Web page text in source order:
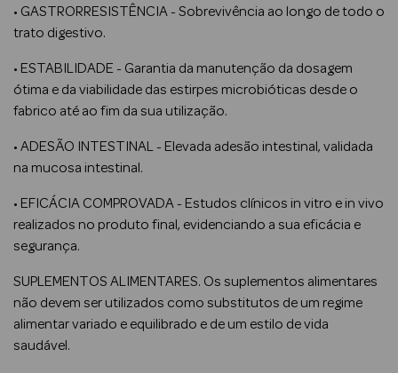
Ver Tudo Rosto
CC Cream e BB
Base
Blush
• GASTRORRESISTÊNCIA - Sobrevivência ao longo de todo o
trato digestivo.
• ESTABILIDADE - Garantia da manutenção da dosagem
ótima e da viabilidade das estirpes microbióticas desde o
fabrico até ao fim da sua utilização.
• ADESÃO INTESTINAL - Elevada adesão intestinal, validada
na mucosa intestinal.
• EFICÁCIA COMPROVADA - Estudos clínicos in vitro e in vivo
realizados no produto final, evidenciando a sua eficácia e
segurança.
SUPLEMENTOS ALIMENTARES. Os suplementos alimentares
não devem ser utilizados como substitutos de um regime
alimentar variado e equilibrado e de um estilo de vida
saudável.